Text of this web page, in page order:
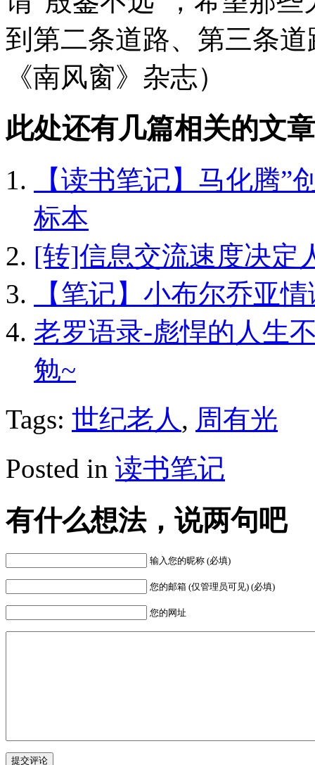
到第二条道路、第三条
《南风窗》杂志）
此处还有几篇相关的文
【读书笔记】马化腾”
标本
[转]信息交流速度决定
【笔记】小布尔乔亚
老罗语录-彪悍的人生
勉~
Tags: 世纪老人 , 周有光
Posted in 读书笔记
有什么想法，说两句吧
输入您的昵称 (必填)
您的邮箱 (仅管理员可见) (必填)
您的网址